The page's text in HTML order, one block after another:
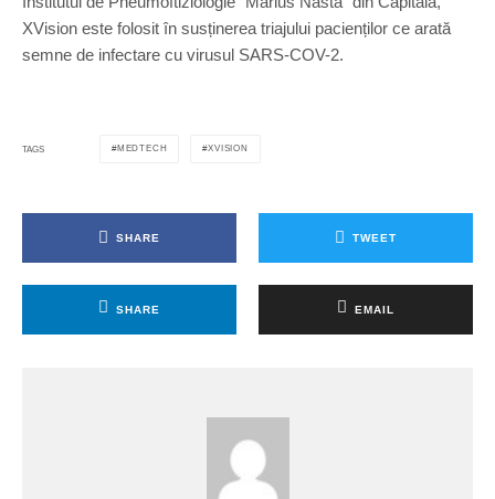
XVision este folosit în susținerea triajului pacienților ce arată
semne de infectare cu virusul SARS-COV-2.
TAGS MEDTECH XVISION
SHARE TWEET
SHARE EMAIL